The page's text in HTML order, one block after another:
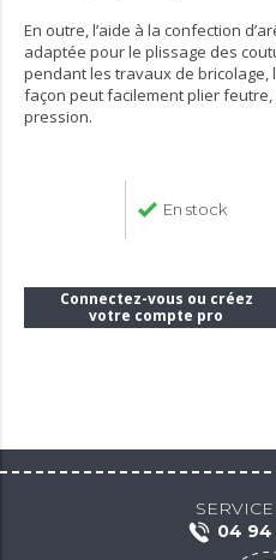
En outre, l’aide à la confection
adaptée pour le plissage des
pendant les travaux de bricolage,
façon peut facilement plier
pression.
En stock
Connectez-vous ou créez
votre compte pro
04 94